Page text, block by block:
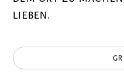
LIEBEN.